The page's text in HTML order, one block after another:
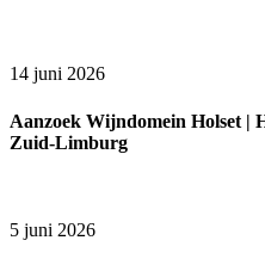
14 juni 2026
Aanzoek Wijndomein Holset |
Zuid-Limburg
5 juni 2026